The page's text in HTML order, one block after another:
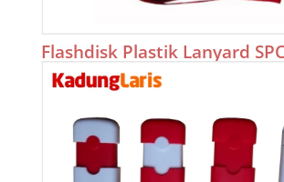
Flashdisk Plastik Lanyard